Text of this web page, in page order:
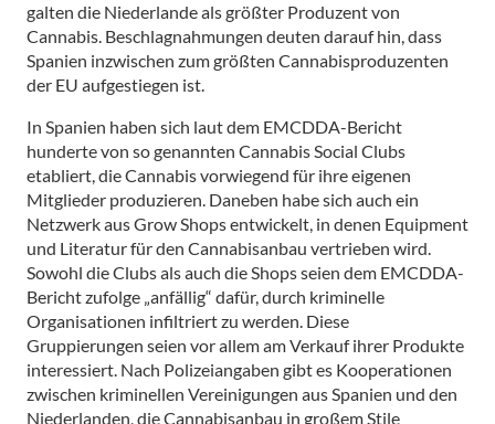
galten die Niederlande als größter Produzent von
Cannabis. Beschlagnahmungen deuten darauf hin, dass
Spanien inzwischen zum größten Cannabisproduzenten
der EU aufgestiegen ist.
In Spanien haben sich laut dem EMCDDA-Bericht
hunderte von so genannten Cannabis Social Clubs
etabliert, die Cannabis vorwiegend für ihre eigenen
Mitglieder produzieren. Daneben habe sich auch ein
Netzwerk aus Grow Shops entwickelt, in denen Equipment
und Literatur für den Cannabisanbau vertrieben wird.
Sowohl die Clubs als auch die Shops seien dem EMCDDA-
Bericht zufolge „anfällig“ dafür, durch kriminelle
Organisationen infiltriert zu werden. Diese
Gruppierungen seien vor allem am Verkauf ihrer Produkte
interessiert. Nach Polizeiangaben gibt es Kooperationen
zwischen kriminellen Vereinigungen aus Spanien und den
Niederlanden, die Cannabisanbau in großem Stile